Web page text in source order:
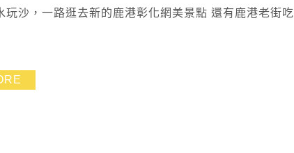
沙，一路逛去新的鹿港彰化網美景點 還有鹿港老街吃